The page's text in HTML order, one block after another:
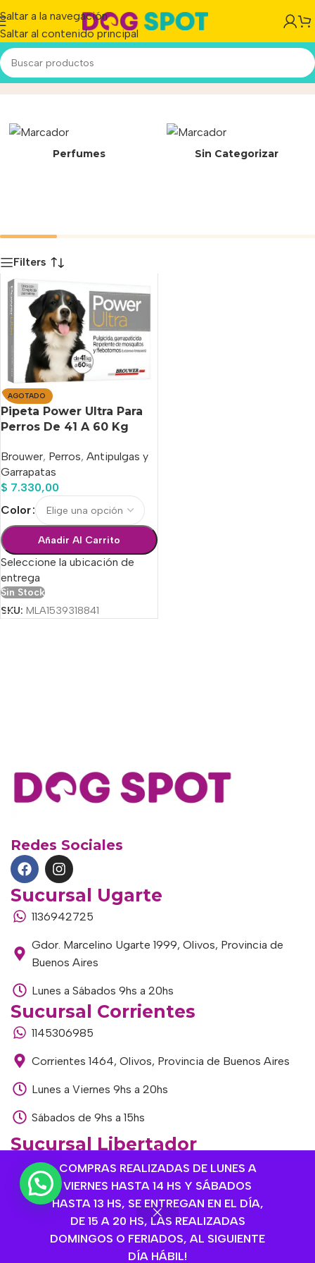
COMPRAS REALIZADAS DE LUNES A
VIERNES HASTA 14 HS Y SÁBADOS
HASTA 13 HS, SE ENTREGAN EN EL DÍA,
DE 15 A 20 HS, LAS REALIZADAS
DOMINGOS O FERIADOS, AL SIGUIENTE
DÍA HÁBIL!
Saltar a la navegación
Saltar al contenido principal
flebótomosInicio/Producto
Perfumes Sin Categorizar
Filters
AGOTADO
Pipeta Power Ultra Para
Perros De 41 A 60 Kg
Brouwer, Perros, Antipulgas y
Garrapatas
$ 7.330,00
Color
Añadir Al Carrito
Seleccione la ubicación de
entrega
Sin Stock
SKU: MLA1539318841
Redes Sociales
Sucursal Ugarte
1136942725
Gdor. Marcelino Ugarte 1999, Olivos, Provincia de
Buenos Aires
Lunes a Sábados 9hs a 20hs
Sucursal Corrientes
1145306985
Corrientes 1464, Olivos, Provincia de Buenos Aires
Lunes a Viernes 9hs a 20hs
Sábados de 9hs a 15hs
Sucursal Libertador
1168893524
Av. del Libertador 1915, Vte. López, Provincia de
Buenos Aires
Lunes a Viernes de 9hs a 13hs / 16hs a 20hs